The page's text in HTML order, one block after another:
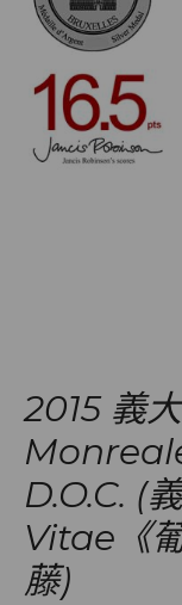
2015 義
D.O.C. (
Vitae《
藤)